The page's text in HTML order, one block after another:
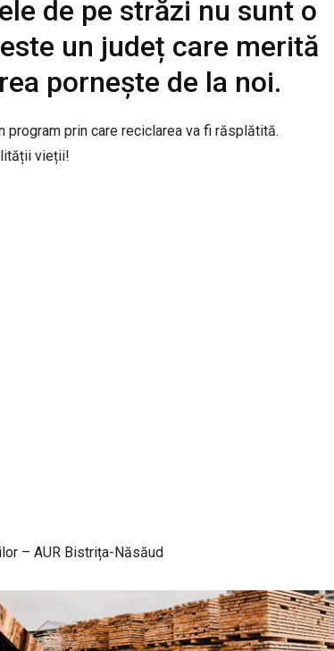
de pe străzi nu sunt o
un județ care merită
pornește de la noi.
program prin care reciclarea va fi răsplătită.
vieții!
– AUR Bistrița-Năsăud